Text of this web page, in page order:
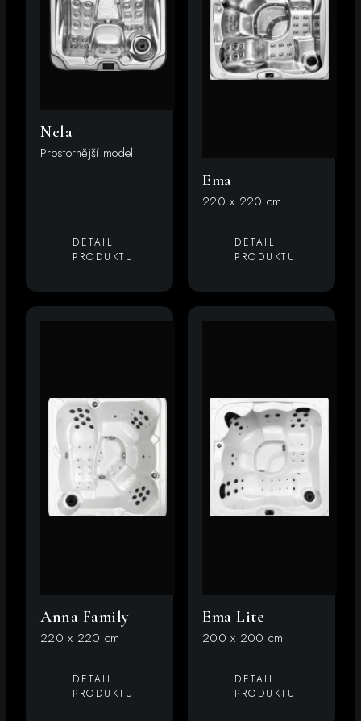
Nela
Prostornější model
DETAIL
PRODUKTU
Ema
220 x 220 cm
DETAIL
PRODUKTU
Anna Family
220 x 220 cm
DETAIL
PRODUKTU
Ema Lite
200 x 200 cm
DETAIL
PRODUKTU